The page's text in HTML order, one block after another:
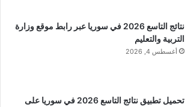
نتائج التاسع 2026 في سوريا عبر رابط موقع وزارة
التربية والتعليم
أغسطس 4, 2026
تحميل تطبيق نتائج التاسع 2026 في سوريا على